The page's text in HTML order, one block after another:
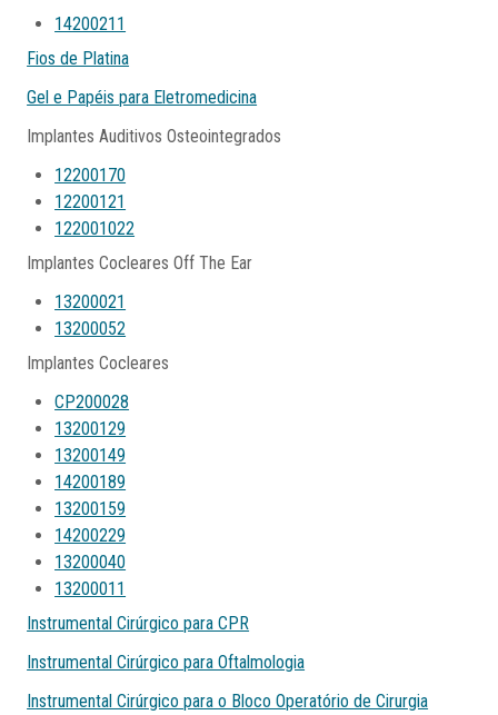
14200211
Fios de Platina
Gel e Papéis para Eletromedicina
Implantes Auditivos Osteointegrados
12200170
12200121
122001022
Implantes Cocleares Off The Ear
13200021
13200052
Implantes Cocleares
CP200028
13200129
13200149
14200189
13200159
14200229
13200040
13200011
Instrumental Cirúrgico para CPR
Instrumental Cirúrgico para Oftalmologia
Instrumental Cirúrgico para o Bloco Operatório de Cirurgia